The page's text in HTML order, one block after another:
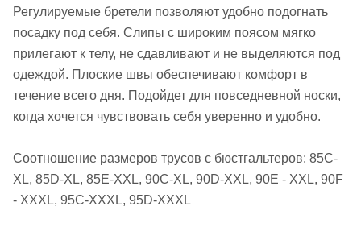
Регулируемые бретели позволяют удобно подогнать
посадку под себя. Слипы с широким поясом мягко
прилегают к телу, не сдавливают и не выделяются под
одеждой. Плоские швы обеспечивают комфорт в
течение всего дня. Подойдет для повседневной носки,
когда хочется чувствовать себя уверенно и удобно.
Соотношение размеров трусов с бюстгальтеров: 85C-
XL, 85D-XL, 85E-XXL, 90C-XL, 90D-XXL, 90E - XXL, 90F
- XXXL, 95C-XXXL, 95D-XXXL